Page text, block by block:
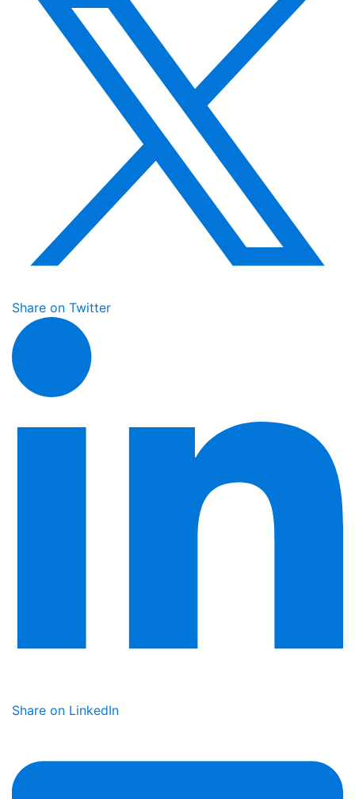
Share on Twitter
Share on LinkedIn